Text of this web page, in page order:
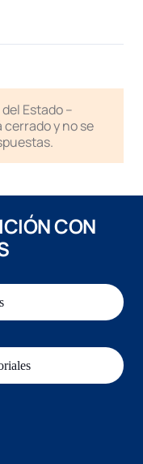
Estado –
y no se
CON